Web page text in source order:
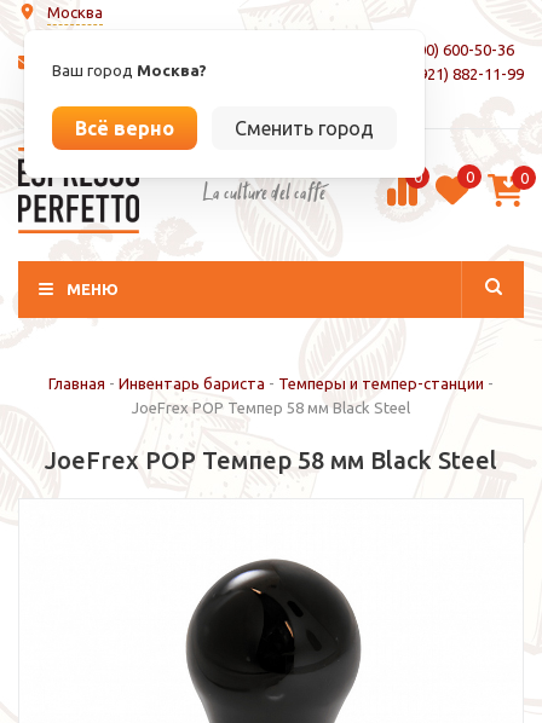
Москва
Ваш город Москва?
Всё верно Сменить город
info@espressoperfetto.ru
8 (800) 600-50-36
+7 (921) 882-11-99
La culture del caffé 0 0 0
МЕНЮ
Главная - Инвентарь бариста - Темперы и темпер-станции -
JoeFrex POP Темпер 58 мм Black Steel
JoeFrex POP Темпер 58 мм Black Steel